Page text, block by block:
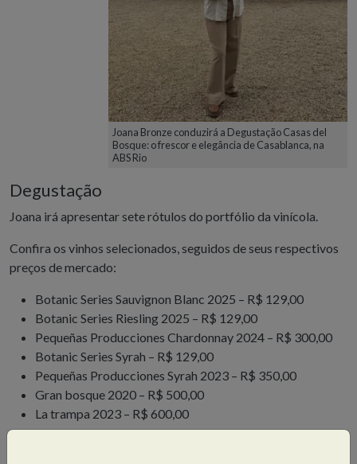
Joana Bronze conduzirá a Degustação Casas del
Bosque: o frescor e elegância de Casablanca, na
ABS Rio
Degustação
Joana irá apresentar sete rótulos do portfólio da vinícola.
Confira os vinhos selecionados, seguidos de seus respectivos
preços de mercado:
Botanic Series Sauvignon Blanc 2025 – R$ 129,00
Botanic Series Riesling 2025 – R$ 129,00
Pequeñas Producciones Chardonnay 2024 – R$ 300,00
Botanic Series Syrah – R$ 129,00
Pequeñas Producciones Syrah 2023 – R$ 350,00
Gran bosque 2020 – R$ 500,00
La trampa 2023 – R$ 600,00